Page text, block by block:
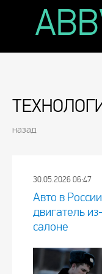
назад
30.05.2026 06:47
Авто в
двигатель
салоне